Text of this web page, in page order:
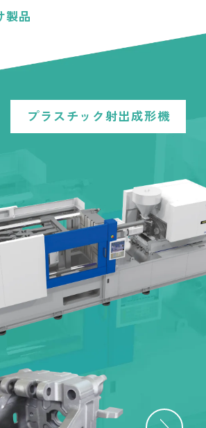
製品
プラスチック射出成形機